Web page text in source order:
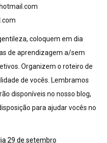
coloquem em dia
de aprendizagem a/sem
Organizem o roteiro de
de vocês. Lembramos
disponíveis no nosso blog,
para ajudar vocês no
29 de setembro